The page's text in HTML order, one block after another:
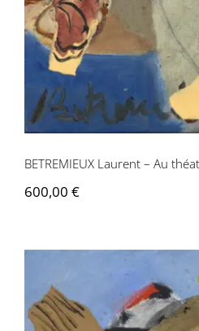
Contactez-nous
BETREMIEUX Laurent – Au
600,00 €